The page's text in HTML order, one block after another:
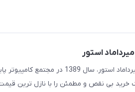
استور
فروشگاه میرداماد استور،
خرید بی نقص و مطمئن را با نازل ترین